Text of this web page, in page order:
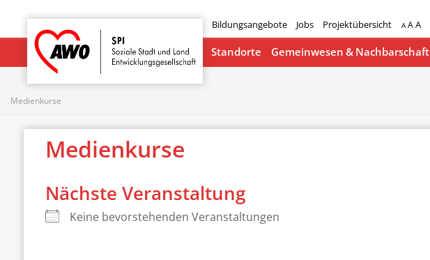
Bildungsangebote Jobs Projektübersicht A AA
Startseite
Standorte Gemeinwesen & Nachbarschaft
Medienkurse
Medienkurse
Nächste Veranstaltung
Keine bevorstehenden Veranstaltungen